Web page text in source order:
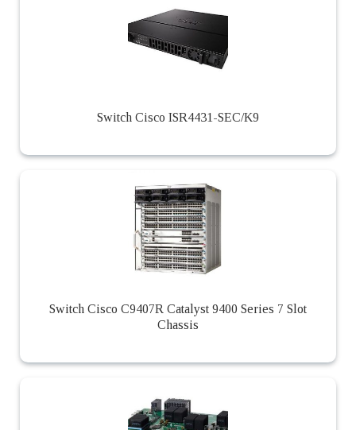
Switch Cisco ISR4431-SEC/K9
Switch Cisco C9407R Catalyst 9400 Series 7 Slot
Chassis